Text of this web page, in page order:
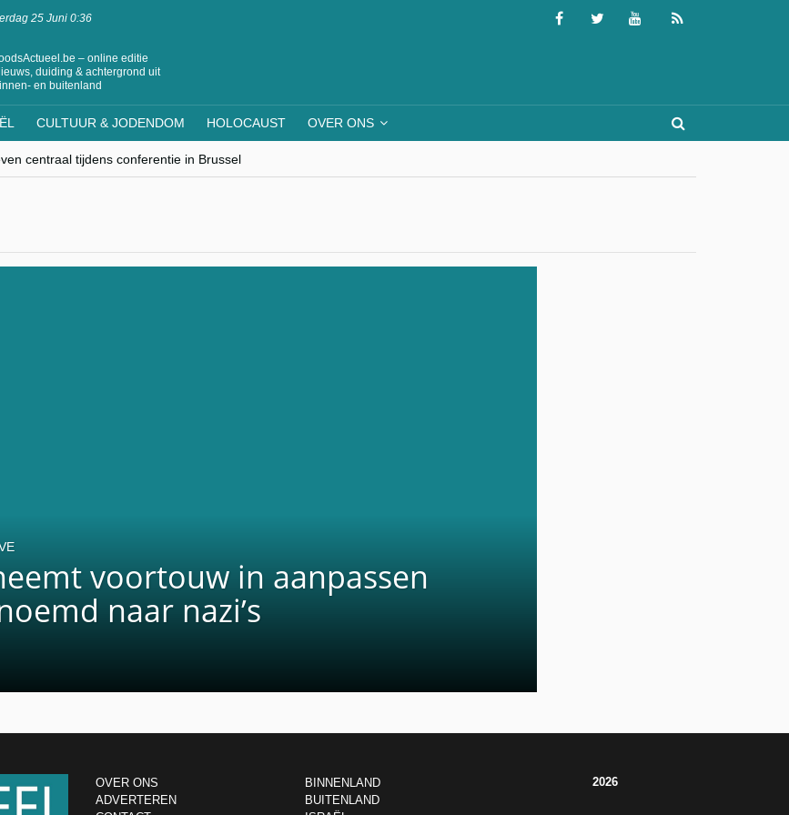
25 Juni 0:36
– online editie
duiding & achtergrond uit
en buitenland
CULTUUR & JODENDOM HOLOCAUST OVER ONS
centraal tijdens conferentie in Brussel
minderheden begrijpt”, Jinnih Beels (Vooruit)
van Oost-Europa
met Mishpacha voor kosher travel en simchas wereldwijd
voortouw in aanpassen
naar nazi’s
OVER ONS
ADVERTEREN
BINNENLAND
BUITENLAND
2026